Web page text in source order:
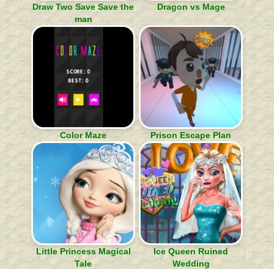
Draw Two Save Save the
man
Dragon vs Mage
Color Maze Prison Escape Plan
Little Princess Magical
Tale
Ice Queen Ruined
Wedding